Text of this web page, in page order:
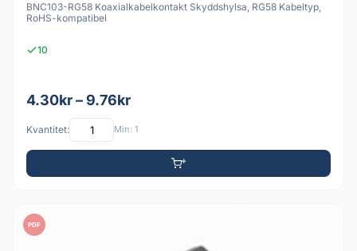
BNC103-RG58 Koaxialkabelkontakt Skyddshylsa, RG58 Kabeltyp,
RoHS-kompatibel
10
4.30kr – 9.76kr
Kvantitet: Min: 1
PDF